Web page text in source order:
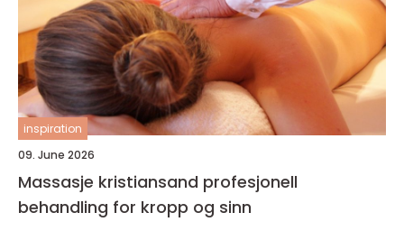
inspiration
09. June 2026
Massasje kristiansand profesjonell
behandling for kropp og sinn